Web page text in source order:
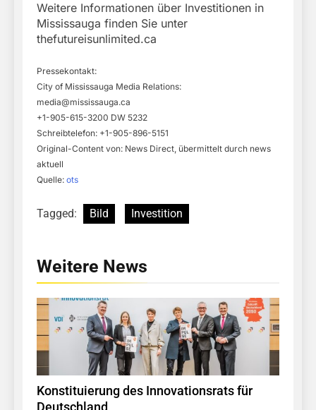
Weitere Informationen über Investitionen in
Mississauga finden Sie unter
thefutureisunlimited.ca
Pressekontakt:
City of Mississauga Media Relations:
media@mississauga.ca
+1-905-615-3200 DW 5232
Schreibtelefon: +1-905-896-5151
Original-Content von: News Direct, übermittelt durch news
aktuell
Quelle: ots
Tagged: Bild Investition
Weitere News
Konstituierung des Innovationsrats für